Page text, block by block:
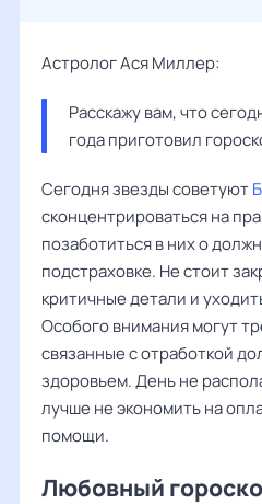
Астролог Ася Миллер:
Расскажу вам, что
года приготовил
Сегодня звезды советуют
сконцентрироваться на
позаботиться в них о
подстраховке. Не стоит
критичные детали и
Особого внимания могут
связанные с отработкой
здоровьем. День не
лучше не экономить на
помощи.
Любовный